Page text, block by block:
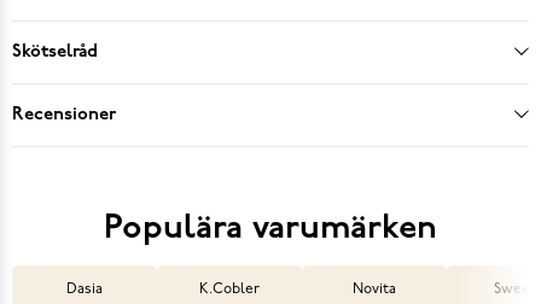
Skötselråd
Recensioner
Populära varumärken
Dasia K.Cobler Novita